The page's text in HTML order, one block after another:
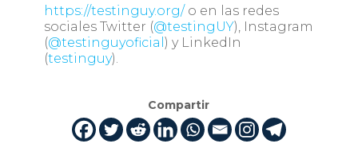
https://testinguy.org/o en las redes
sociales Twitter (@testingUY), Instagram
(@testinguyoficial ) y LinkedIn
(testinguy).
Compartir